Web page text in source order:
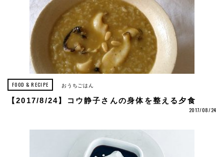
FOOD & RECIPE おうちごはん
【2017/8/24】コウ静子さんの身体を整える夕食
2017/08/24